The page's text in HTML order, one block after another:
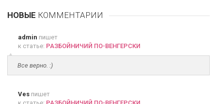
НОВЫЕ КОММЕНТАРИИ
admin пишет
к статье: РАЗБОЙНИЧИЙ ПО-ВЕНГЕРСКИ
Все верно. :)
Ves пишет